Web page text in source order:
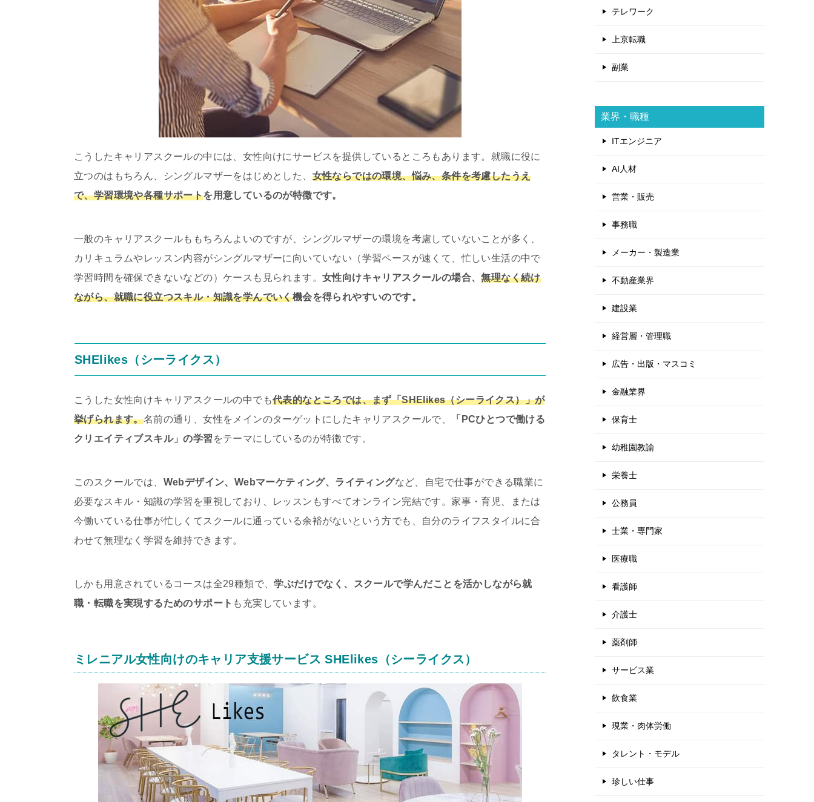
こうしたキャリアスクールの中には、女性向けにサービスを提供しているところもあります。就職に役に
立つのはもちろん、シングルマザーをはじめとした、 女性ならではの環境、悩み、条件を考慮したうえ
で、学習環境や各種サポートを用意しているのが特徴です。
一般のキャリアスクールももちろんよいのですが、シングルマザーの環境を考慮していないことが多く、
カリキュラムやレッスン内容がシングルマザーに向いていない（学習ペースが速くて、忙しい生活の中で
学習時間を確保できないなどの）ケースも見られます。 女性向けキャリアスクールの場合、無理なく続け
ながら、就職に役立つスキル・知識を学んでいく機会を得られやすいのです。
SHElikes（シーライクス）
こうした女性向けキャリアスクールの中でも代表的なところでは、まず「SHElikes（シーライクス）」が
挙げられます。名前の通り、女性をメインのターゲットにしたキャリアスクールで、
「PCひとつで働ける
クリエイティブスキル」の学習 をテーマにしているのが特徴です。
このスクールでは、 Webデザイン、Webマーケティング、ライティングなど、自宅で仕事ができる職業に
必要なスキル・知識の学習を重視しており、レッスンもすべてオンライン完結です。家事・育児、または
今働いている仕事が忙しくてスクールに通っている余裕がないという方でも、自分のライフスタイルに合
わせて無理なく学習を維持できます。
しかも用意されているコースは全29種類で、学ぶだけでなく、スクールで学んだことを活かしながら就
職・転職を実現するためのサポート も充実しています。
ミレニアル女性向けのキャリア支援サービス SHElikes（シーライクス）
テレワーク
上京転職
副業
業界・職種
ITエンジニア
AI人材
営業・販売
事務職
メーカー・製造業
不動産業界
建設業
経営層・管理職
広告・出版・マスコミ
金融業界
保育士
幼稚園教諭
栄養士
公務員
士業・専門家
医療職
看護師
介護士
薬剤師
サービス業
飲食業
現業・肉体労働
タレント・モデル
珍しい仕事